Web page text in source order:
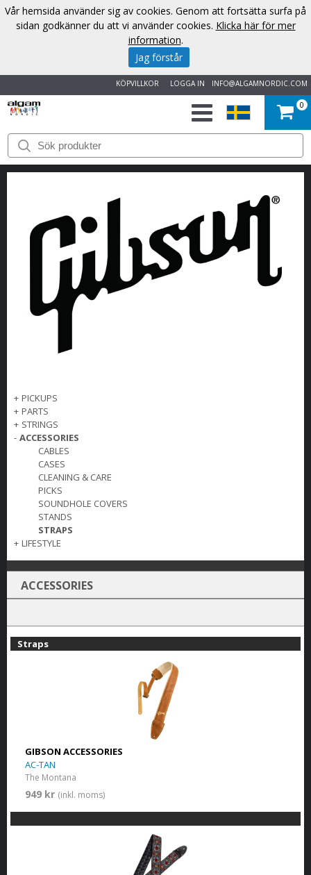
INFO@ALGAMNORDIC.COM
LOGGA IN
KÖPVILLKOR
START
VARUMÄRKEN
NYHETER
OM
OSS
KONTAKT
0
+ PICKUPS
+ PARTS
+ STRINGS
- ACCESSORIES
CABLES
CASES
CLEANING & CARE
PICKS
SOUNDHOLE COVERS
STANDS
STRAPS
+ LIFESTYLE
ACCESSORIES
Straps
GIBSON ACCESSORIES
AC-TAN
The Montana
949 kr (inkl. moms)
Vår hemsida använder sig av cookies. Genom att fortsätta surfa på
sidan godkänner du att vi använder cookies. Klicka här för mer
information.
Jag förstår